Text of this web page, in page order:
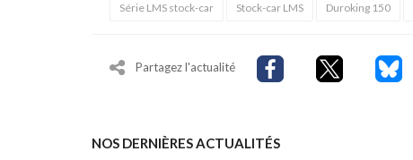
Série LMS stock-car Stock-car LMS Duroking 150
Partagez l'actualité
NOS DERNIÈRES ACTUALITÉS